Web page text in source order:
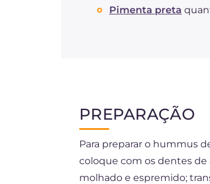
Pimenta preta
PREPARAÇÃO
Para preparar o hummus
coloque com os dentes de
molhado e espremido;